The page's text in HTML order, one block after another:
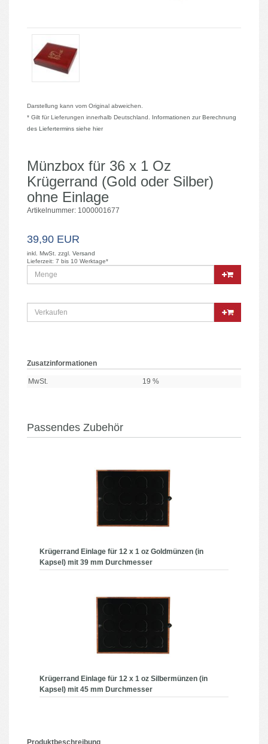
Darstellung kann vom Original abweichen.
* Gilt für Lieferungen innerhalb Deutschland. Informationen zur Berechnung
des Liefertermins siehe hier
Münzbox für 36 x 1 Oz
Krügerrand (Gold oder Silber)
ohne Einlage
Artikelnummer: 1000001677
39,90 EUR
inkl. MwSt. zzgl. Versand
Lieferzeit: 7 bis 10 Werktage*
Zusatzinformationen
MwSt. 19 %
Passendes Zubehör
Krügerrand Einlage für 12 x 1 oz Goldmünzen (in
Kapsel) mit 39 mm Durchmesser
Krügerrand Einlage für 12 x 1 oz Silbermünzen (in
Kapsel) mit 45 mm Durchmesser
Produktbeschreibung